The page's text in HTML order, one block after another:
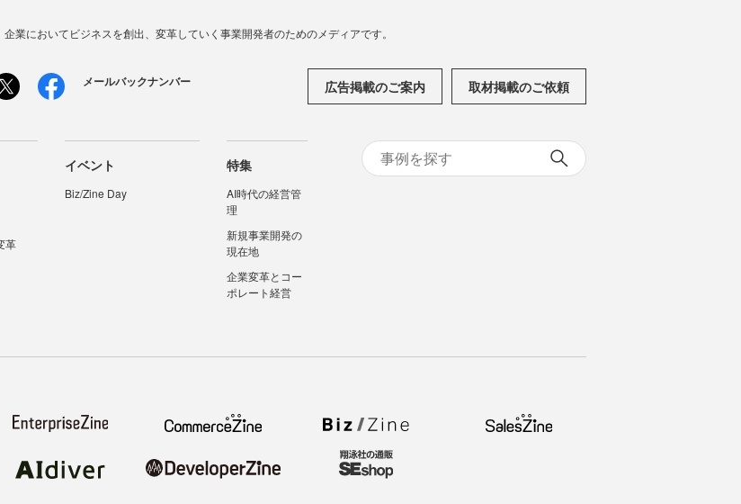
業においてビジネスを創出、変革していく事業開発者のためのメディアです。
メールバックナンバー 広告掲載のご案内 取材掲載のご依頼
革
イベント
Biz/Zine Day
特集
AI時代の経営管
理
新規事業開発の
現在地
企業変革とコー
ポレート経営